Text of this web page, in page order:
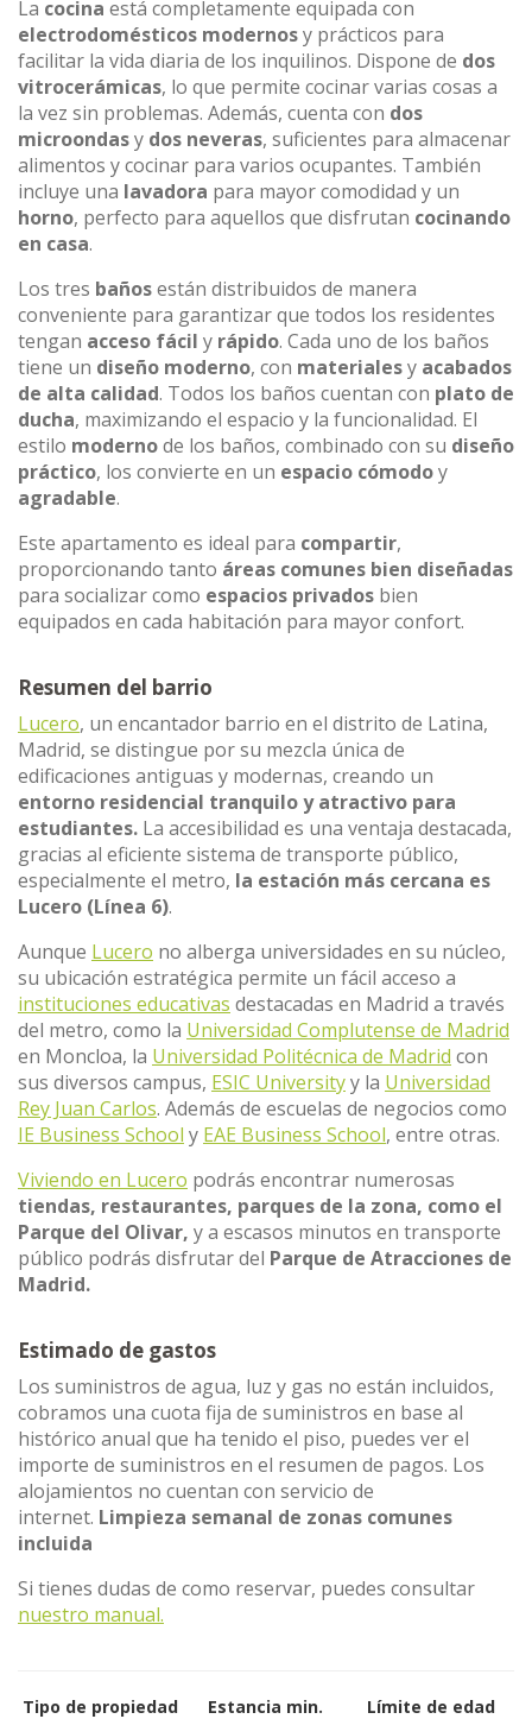
La cocina está completamente equipada con
electrodomésticos modernosy prácticos para
facilitar la vida diaria de los inquilinos. Dispone de dos
vitrocerámicas, lo que permite cocinar varias cosas a
la vez sin problemas. Además, cuenta con dos
microondasy dos neveras, suficientes para almacenar
alimentos y cocinar para varios ocupantes. También
incluye una lavadora para mayor comodidad y un
horno, perfecto para aquellos que disfrutan cocinando
en casa.
Los tres bañosestán distribuidos de manera
conveniente para garantizar que todos los residentes
tengan acceso fácil y rápido. Cada uno de los baños
tiene un diseño moderno, con materialesy acabados
de alta calidad. Todos los baños cuentan con plato de
ducha, maximizando el espacio y la funcionalidad. El
estilo modernode los baños, combinado con su diseño
práctico, los convierte en un espacio cómodoy
agradable.
Este apartamento es ideal para compartir,
proporcionando tanto áreas comunes bien diseñadas
para socializar como espacios privados bien
equipados en cada habitación para mayor confort.
Resumen del barrio
Lucero, un encantador barrio en el distrito de Latina,
Madrid, se distingue por su mezcla única de
edificaciones antiguas y modernas, creando un
entorno residencial tranquilo y atractivo para
estudiantes. La accesibilidad es una ventaja destacada,
gracias al eficiente sistema de transporte público,
especialmente el metro, la estación más cercana es
Lucero (Línea 6).
Aunque Lucero no alberga universidades en su núcleo,
su ubicación estratégica permite un fácil acceso a
instituciones educativas destacadas en Madrid a través
del metro, como la Universidad Complutense de Madrid
en Moncloa, la Universidad Politécnica de Madrid con
sus diversos campus, ESIC Universityy la Universidad
Rey Juan Carlos. Además de escuelas de negocios como
IE Business School y EAE Business School, entre otras.
Viviendo en Lucero podrás encontrar numerosas
tiendas, restaurantes, parques de la zona, como el
Parque del Olivar, y a escasos minutos en transporte
público podrás disfrutar del Parque de Atracciones de
Madrid.
Estimado de gastos
Los suministros de agua, luz y gas no están incluidos,
cobramos una cuota fija de suministros en base al
histórico anual que ha tenido el piso, puedes ver el
importe de suministros en el resumen de pagos. Los
alojamientos no cuentan con servicio de
internet. Limpieza semanal de zonas comunes
incluida
Si tienes dudas de como reservar, puedes consultar
nuestro manual.
Tipo de propiedad Estancia min. Límite de edad